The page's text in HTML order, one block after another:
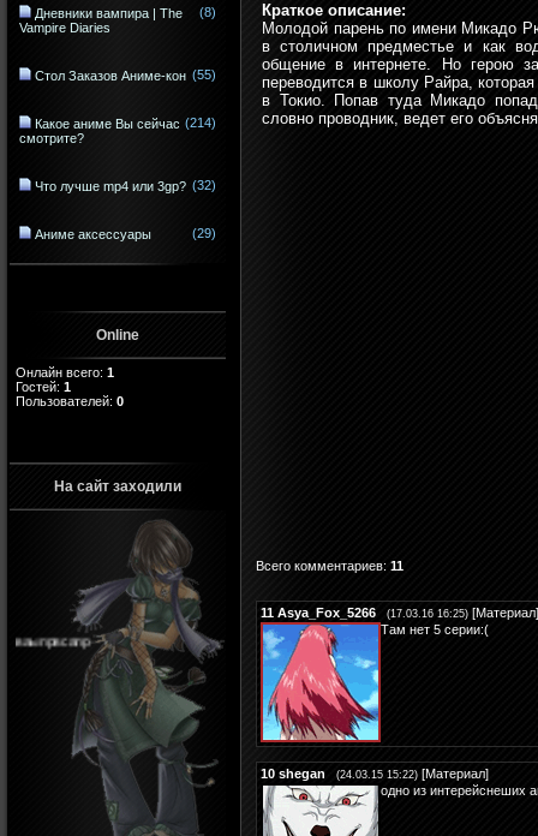
Дневники вампира | The
Vampire Diaries
(8)
Стол Заказов Аниме-кон (55)
Какое аниме Вы сейчас
смотрите?
(214)
Что лучше mp4 или 3gp? (32)
Аниме аксессуары (29)
Online
Онлайн всего: 1
Гостей: 1
Пользователей: 0
На сайт заходили
ваыпрвсапр
Краткое описание:
Молодой парень по имени Микадо
в столичном предместье и как
общение в интернете. Но герою
переводится в школу Райра,
в Токио. Попав туда Микадо
словно проводник, ведет его
Всего комментариев: 11
11 Asya_Fox_5266 (17.03.16 16:25) [Материал]
Там нет 5 серии:(
10 shegan (24.03.15 15:22) [Материал]
одно из интерейснеших